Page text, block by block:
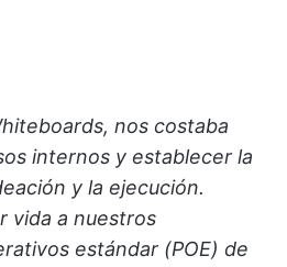
nos costaba
internos y establecer la
y la ejecución.
vida a nuestros
estándar (POE) de